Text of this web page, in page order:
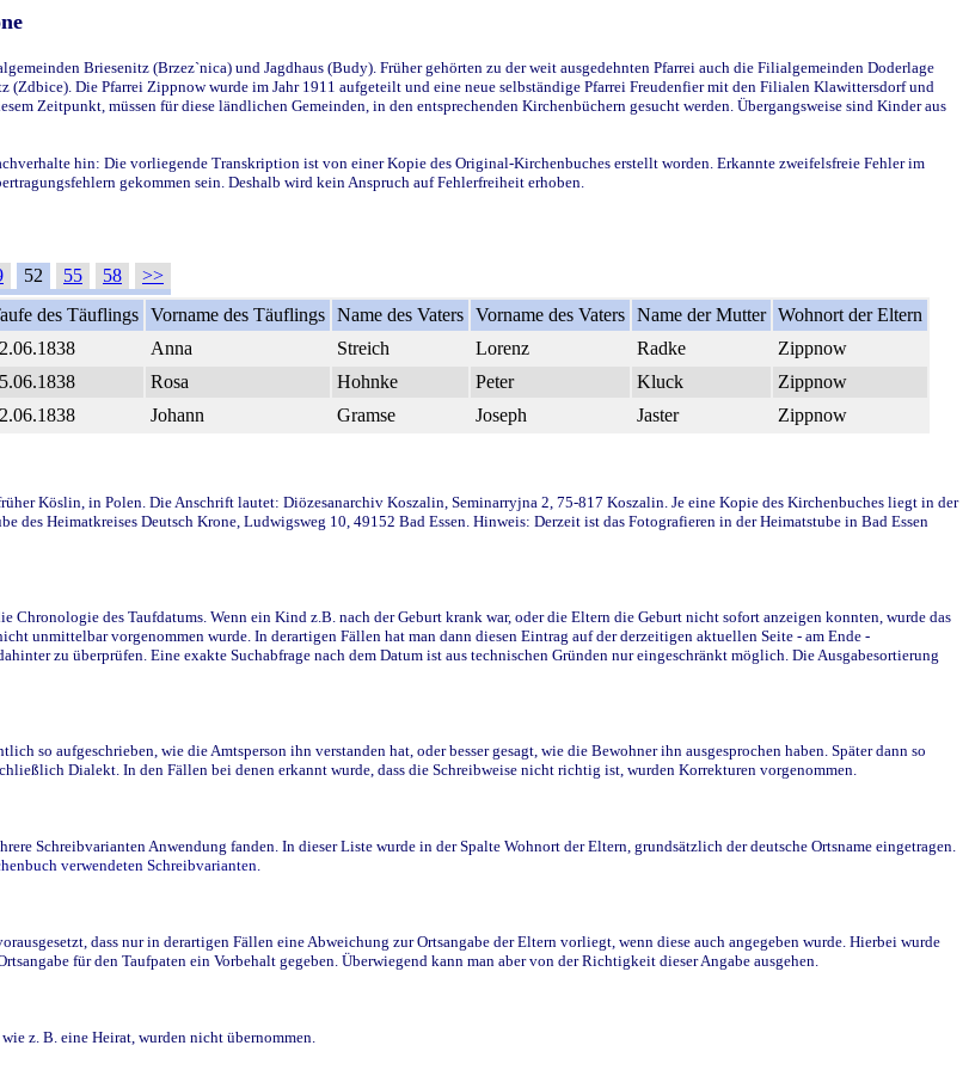
Briesenitz (Brzez`nica) und Jagdhaus (Budy). Früher gehörten zu der weit ausgedehnten Pfarrei auch die Filialgemeinden Doderlage
Die Pfarrei Zippnow wurde im Jahr 1911 aufgeteilt und eine neue selbständige Pfarrei Freudenfier mit den Filialen Klawittersdorf und
Zeitpunkt, müssen für diese ländlichen Gemeinden, in den entsprechenden Kirchenbüchern gesucht werden. Übergangsweise sind Kinder aus
hin: Die vorliegende Transkription ist von einer Kopie des Original-Kirchenbuches erstellt worden. Erkannte zweifelsfreie Fehler im
gekommen sein. Deshalb wird kein Anspruch auf Fehlerfreiheit erhoben.
52 55 58
>>
des Täuflings Vorname des Täuflings Name des Vaters Vorname des Vaters Name der Mutter Wohnort der Eltern
Anna Streich Lorenz Radke
Zippnow
Rosa Hohnke Peter Kluck
Zippnow
Johann Gramse Joseph Jaster Zippnow
Köslin, in Polen. Die Anschrift lautet: Diözesanarchiv Koszalin, Seminarryjna 2, 75-817 Koszalin. Je eine Kopie des Kirchenbuches liegt in der
des Heimatkreises Deutsch Krone, Ludwigsweg 10, 49152 Bad Essen. Hinweis: Derzeit ist das Fotografieren in der Heimatstube in Bad Essen
des Taufdatums. Wenn ein Kind z.B. nach der Geburt krank war, oder die Eltern die Geburt nicht sofort anzeigen konnten, wurde das
unmittelbar vorgenommen wurde. In derartigen Fällen hat man dann diesen Eintrag auf der derzeitigen aktuellen Seite - am Ende -
zu überprüfen. Eine exakte Suchabfrage nach dem Datum ist aus technischen Gründen nur eingeschränkt möglich. Die Ausgabesortierung
so aufgeschrieben, wie die Amtsperson ihn verstanden hat, oder besser gesagt, wie die Bewohner ihn ausgesprochen haben. Später dann so
Dialekt. In den Fällen bei denen erkannt wurde, dass die Schreibweise nicht richtig ist, wurden Korrekturen vorgenommen.
Schreibvarianten Anwendung fanden. In dieser Liste wurde in der Spalte Wohnort der Eltern, grundsätzlich der deutsche Ortsname eingetragen.
verwendeten Schreibvarianten.
dass nur in derartigen Fällen eine Abweichung zur Ortsangabe der Eltern vorliegt, wenn diese auch angegeben wurde. Hierbei wurde
für den Taufpaten ein Vorbehalt gegeben. Überwiegend kann man aber von der Richtigkeit dieser Angabe ausgehen.
z. B. eine Heirat, wurden nicht übernommen.